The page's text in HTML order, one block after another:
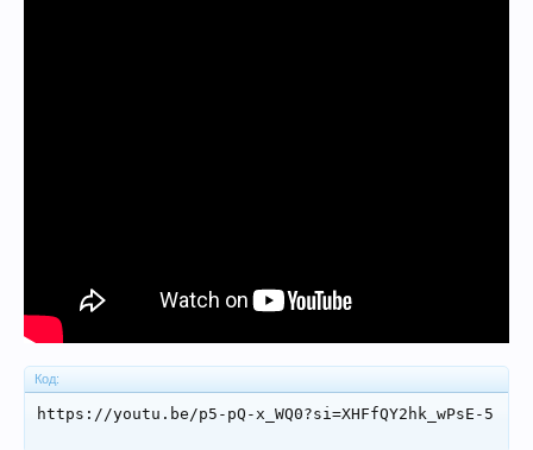
Код:
https://youtu.be/p5-pQ-x_WQ0?si=XHFfQY2hk_wPsE-5